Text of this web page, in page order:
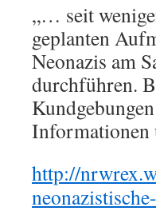
„… seit
geplanten
Neonazis am
durchführen.
Informationen
http://